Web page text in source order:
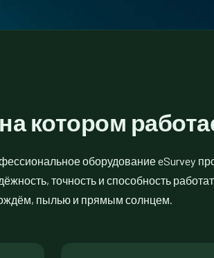
котором
оборудование eSurvey
точность и способность
пылью и прямым солнцем.